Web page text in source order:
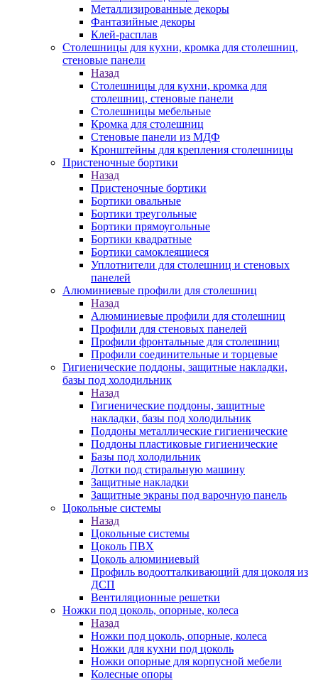
Металлизированные декоры
Фантазийные декоры
Клей-расплав
Столешницы для кухни, кромка для столешниц,
стеновые панели
Назад
Столешницы для кухни, кромка для
столешниц, стеновые панели
Столешницы мебельные
Кромка для столешниц
Стеновые панели из МДФ
Кронштейны для крепления столешницы
Пристеночные бортики
Назад
Пристеночные бортики
Бортики овальные
Бортики треугольные
Бортики прямоугольные
Бортики квадратные
Бортики самоклеящиеся
Уплотнители для столешниц и стеновых
панелей
Алюминиевые профили для столешниц
Назад
Алюминиевые профили для столешниц
Профили для стеновых панелей
Профили фронтальные для столешниц
Профили соединительные и торцевые
Гигиенические поддоны, защитные накладки,
базы под холодильник
Назад
Гигиенические поддоны, защитные
накладки, базы под холодильник
Поддоны металлические гигиенические
Поддоны пластиковые гигиенические
Базы под холодильник
Лотки под стиральную машину
Защитные накладки
Защитные экраны под варочную панель
Цокольные системы
Назад
Цокольные системы
Цоколь ПВХ
Цоколь алюминиевый
Профиль водоотталкивающий для цоколя из
ДСП
Вентиляционные решетки
Ножки под цоколь, опорные, колеса
Назад
Ножки под цоколь, опорные, колеса
Ножки для кухни под цоколь
Ножки опорные для корпусной мебели
Колесные опоры